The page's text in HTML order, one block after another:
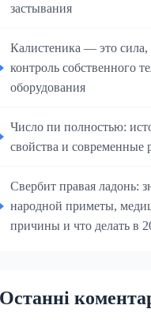
застывания
Калистеника — это сила,
контроль собственного
оборудования
Число пи полностью:
свойства и современные
Свербит правая ладонь:
народной приметы,
причины и что делать в
Останні